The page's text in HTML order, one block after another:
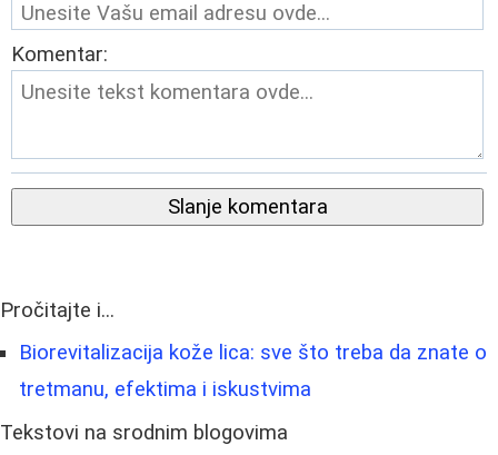
Komentar:
Slanje komentara
Pročitajte i...
Biorevitalizacija kože lica: sve što treba da znate o
tretmanu, efektima i iskustvima
Tekstovi na srodnim blogovima